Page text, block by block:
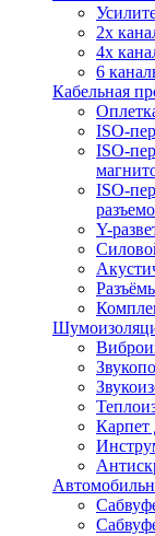
2х
4х
6
Кабельная
ISO-
ISO-
ISO-
Y-
Карпет